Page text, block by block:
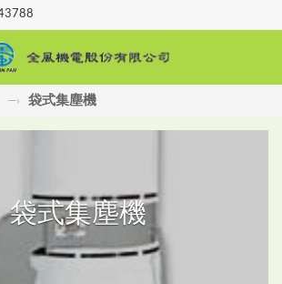
—› 袋式集塵機
袋式集塵機